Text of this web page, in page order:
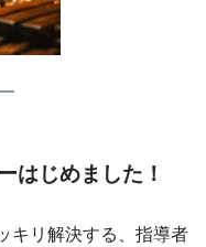
はじめました！
キリ解決する、指導者